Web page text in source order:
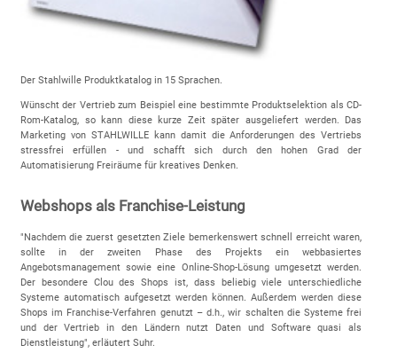
Der Stahlwille Produktkatalog in 15 Sprachen.
Wünscht der Vertrieb zum Beispiel eine bestimmte Produktselektion als CD-
Rom-Katalog, so kann diese kurze Zeit später ausgeliefert werden. Das
Marketing von STAHLWILLE kann damit die Anforderungen des Vertriebs
stressfrei erfüllen - und schafft sich durch den hohen Grad der
Automatisierung Freiräume für kreatives Denken.
Webshops als Franchise-Leistung
"Nachdem die zuerst gesetzten Ziele bemerkenswert schnell erreicht waren,
sollte in der zweiten Phase des Projekts ein webbasiertes
Angebotsmanagement sowie eine Online-Shop-Lösung umgesetzt werden.
Der besondere Clou des Shops ist, dass beliebig viele unterschiedliche
Systeme automatisch aufgesetzt werden können. Außerdem werden diese
Shops im Franchise-Verfahren genutzt – d.h., wir schalten die Systeme frei
und der Vertrieb in den Ländern nutzt Daten und Software quasi als
Dienstleistung", erläutert Suhr.